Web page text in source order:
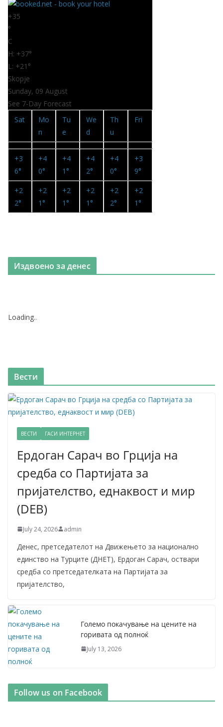
+35
°
C
H: +37°
L: +21°
Skopje
Sunday, 09 August
See 7-Day Forecast
Sat
Mo
n
Tu
e
We
d
Th
u
Fri
+3
6°
+4
0°
+4
1°
+4
2°
+4
0°
+3
9°
+2
2°
+2
1°
+2
1°
+2
1°
+2
2°
+2
1°
Издвоено за денес
Loading...
Вести
ВЕСТИ ГАСИ ИНТЕРНЕТ
Ердоган Сарач во Грција на
средба со Партијата за
пријателство, еднаквост и мир
(DEB)
July 24, 2026 admin
Денес, претседателот на Движењето за национално
единство на Турците (ДНЕТ), Ердоган Сарач, оствари
средба со претседателката на Партијата за
пријателство,
Големо покачување на цените на
горивата од полноќ
July 13, 2026
Follow us on Facebook